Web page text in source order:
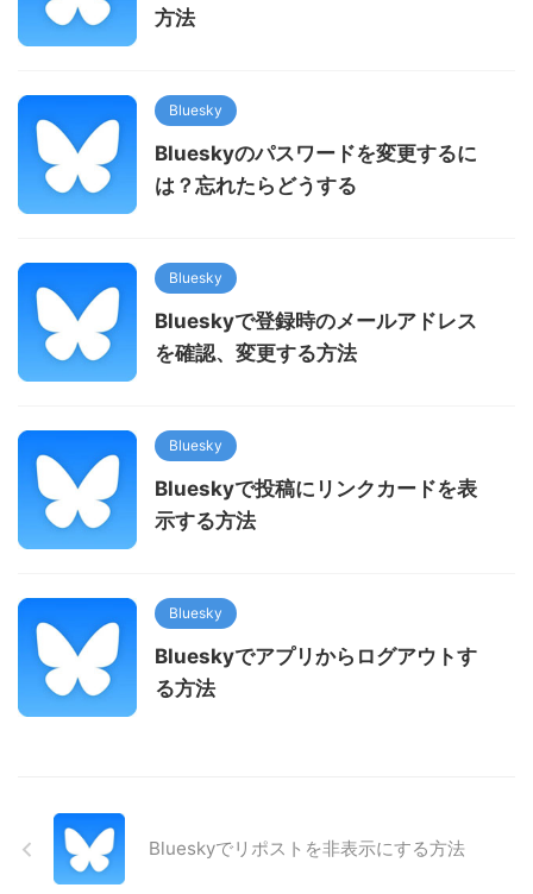
方法
Bluesky
Blueskyのパスワードを変更するに
は？忘れたらどうする
Bluesky
Blueskyで登録時のメールアドレス
を確認、変更する方法
Bluesky
Blueskyで投稿にリンクカードを表
示する方法
Bluesky
Blueskyでアプリからログアウトす
る方法
Blueskyでリポストを非表示にする方法